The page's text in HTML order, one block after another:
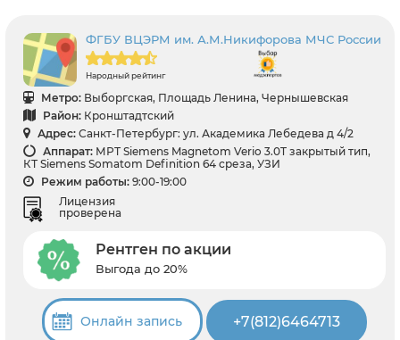
ФГБУ ВЦЭРМ им. А.М.Никифорова МЧС России
Народный рейтинг
Метро: Выборгская, Площадь Ленина, Чернышевская
Район: Кронштадтский
Адрес: Санкт-Петербург: ул. Академика Лебедева д 4/2
Аппарат: МРТ Siemens Magnetom Verio 3.0T закрытый тип,
КТ Siemens Somatom Definition 64 среза, УЗИ
Режим работы: 9:00-19:00
Лицензия
проверена
Рентген по акции
Выгода до 20%
Онлайн запись +7(812)6464713